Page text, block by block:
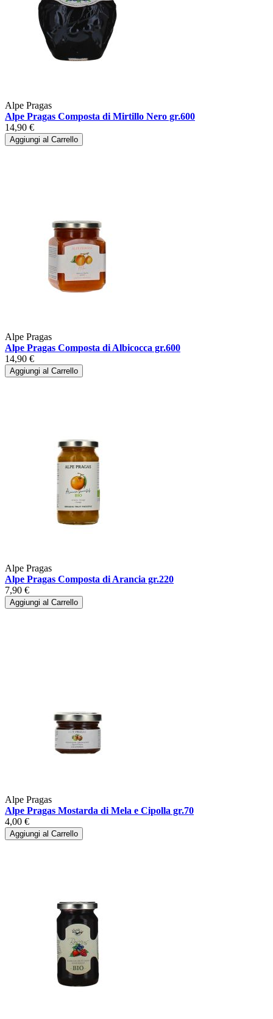
Alpe Pragas
Alpe Pragas Composta di Mirtillo Nero gr.600
14,90 €
Aggiungi al Carrello
Alpe Pragas
Alpe Pragas Composta di Albicocca gr.600
14,90 €
Aggiungi al Carrello
Alpe Pragas
Alpe Pragas Composta di Arancia gr.220
7,90 €
Aggiungi al Carrello
Alpe Pragas
Alpe Pragas Mostarda di Mela e Cipolla gr.70
4,00 €
Aggiungi al Carrello